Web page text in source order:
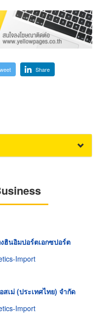
Share
ฮินอิมปอร์ตเอกซปอร์ต
Import
เม่ (ประเทศไทย) จำกัด
Import